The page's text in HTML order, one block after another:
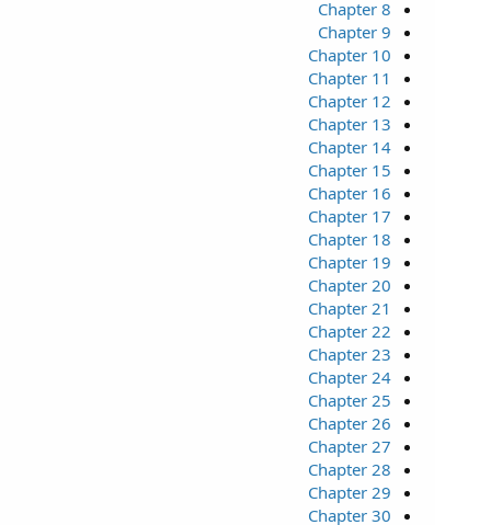
Chapter 8
Chapter 9
Chapter 10
Chapter 11
Chapter 12
Chapter 13
Chapter 14
Chapter 15
Chapter 16
Chapter 17
Chapter 18
Chapter 19
Chapter 20
Chapter 21
Chapter 22
Chapter 23
Chapter 24
Chapter 25
Chapter 26
Chapter 27
Chapter 28
Chapter 29
Chapter 30